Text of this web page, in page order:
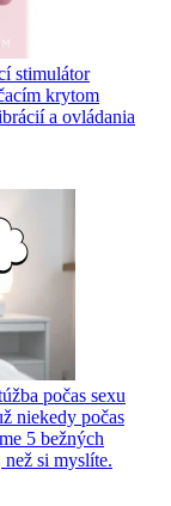
stimulátor
krytom
a ovládania
počas sexu
niekedy počas
5 bežných
si myslíte.